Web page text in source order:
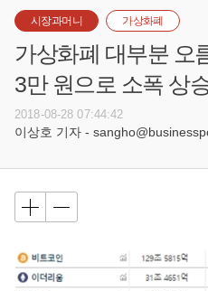
시장과머니 가상화폐
가상화폐 대부분 오
3만 원으로 소폭 상
2018-08-28 07:44:42
이상호 기자 -